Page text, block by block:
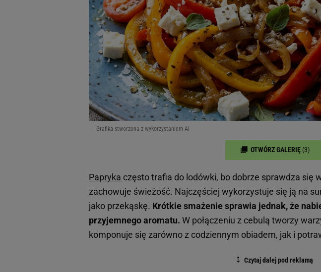
Grafika stworzona z wykorzystaniem AI
OTWÓRZ GALERIĘ (3)
Papryka często trafia do lodówki, bo dobrze sprawdza się
zachowuje świeżość. Najczęściej wykorzystuje się ją na
jako przekąskę. Krótkie smażenie sprawia jednak, że
przyjemnego aromatu. W połączeniu z cebulą tworzy
komponuje się zarówno z codziennym obiadem, jak i